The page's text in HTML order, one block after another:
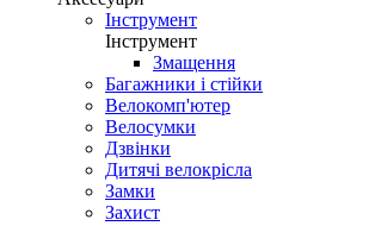
Інструмент
Інструмент
Змащення
Багажники і стійки
Велокомп'ютер
Велосумки
Дзвінки
Дитячі велокрісла
Замки
Захист